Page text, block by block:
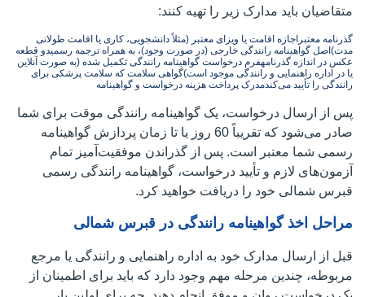
متقاضیان باید مدارک زیر را تهیه کنند:
گذرنامه معتبر اجازه اقامت یا ویزای معتبر (مثلاً دانشجویی، کاری یا اقامت طولانی
مدت) اصل گواهینامه رانندگی خارجی (در صورت وجود)، به همراه ترجمه رسمیدو قطعه
عکس در اندازه گذرنامهفرم درخواست گواهینامه رانندگی تکمیل شده (به صورت آنلاین
یا در اداره راهنمایی و رانندگی موجود است)گواهی سلامت که سلامت پزشکی برای
رانندگی را تأیید می‌کندمدرک پرداخت هزینه درخواست و گواهینامه
پس از ارسال درخواست، یک گواهینامه رانندگی موقت برای شما
صادر می‌شود که تقریباً 60 روز یا تا زمان پردازش گواهینامه
رسمی شما معتبر است. پس از گذراندن موفقیت‌آمیز تمام
آزمون‌های لازم و تأیید درخواست، گواهینامه رانندگی رسمی
قبرس شمالی خود را دریافت خواهید کرد.
مراحل اخذ گواهینامه رانندگی در قبرس شمالی
قبل از ارسال مدارک خود به اداره راهنمایی و رانندگی یا مرجع
مربوطه، چندین مرحله مهم وجود دارد که باید برای اطمینان از